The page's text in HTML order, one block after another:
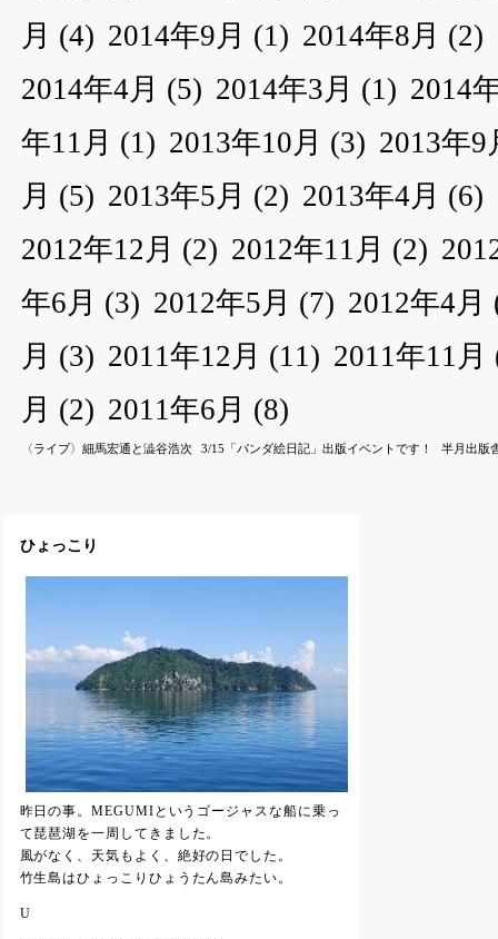
月 (4) 2014年9月 (1) 2014年8月 (2)
2014年4月 (5) 2014年3月 (1) 2014
年11月 (1) 2013年10月 (3) 2013年9
月 (5) 2013年5月 (2) 2013年4月 (6)
2012年12月 (2) 2012年11月 (2)
年6月 (3) 2012年5月 (7) 2012年4月
月 (3) 2011年12月 (11) 2011年11月
月 (2) 2011年6月 (8)
〈ライブ〉細馬宏通と澁谷浩次 3/15「パンダ絵日記」出版イベントです！ 半月出版
ひょっこり
昨日の事。MEGUMIというゴージャスな船に乗っ
て琵琶湖を一周してきました。
風がなく、天気もよく、絶好の日でした。
竹生島はひょっこりひょうたん島みたい。
U